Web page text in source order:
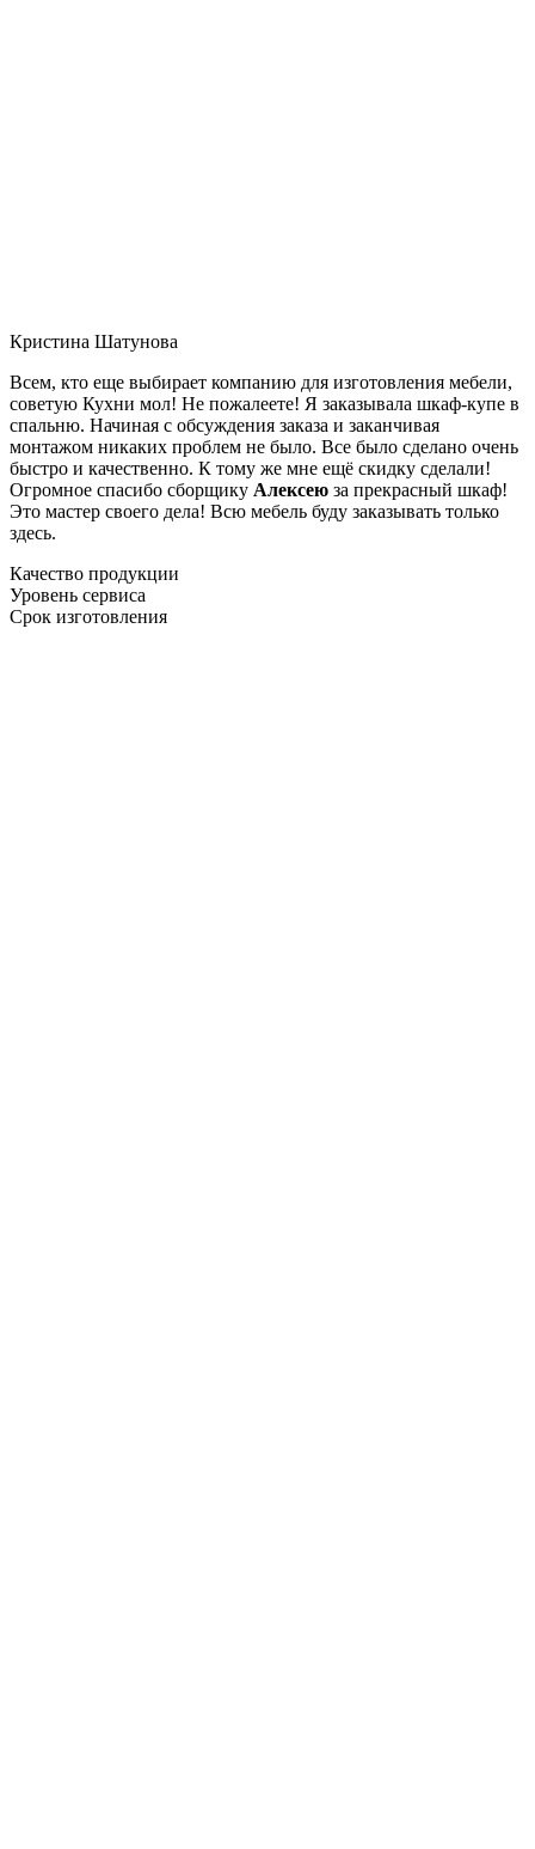
Кристина Шатунова
Всем, кто еще выбирает компанию для изготовления мебели,
советую Кухни мол! Не пожалеете! Я заказывала шкаф-купе в
спальню. Начиная с обсуждения заказа и заканчивая
монтажом никаких проблем не было. Все было сделано очень
быстро и качественно. К тому же мне ещё скидку сделали!
Огромное спасибо сборщику Алексею за прекрасный шкаф!
Это мастер своего дела! Всю мебель буду заказывать только
здесь.
Качество продукции
Уровень сервиса
Срок изготовления